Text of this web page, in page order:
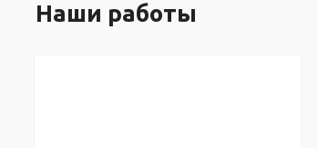
Наши работы